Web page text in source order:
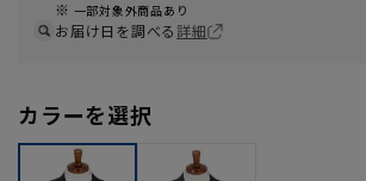
一部対象外商品あり
お届け日を調べる詳細
カラーを選択